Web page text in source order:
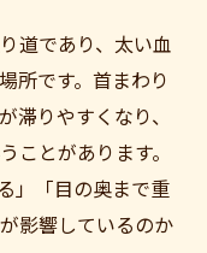
道であり、太い血
所です。首まわり
滞りやすくなり、
ことがあります。
」「目の奥まで重
影響しているのか